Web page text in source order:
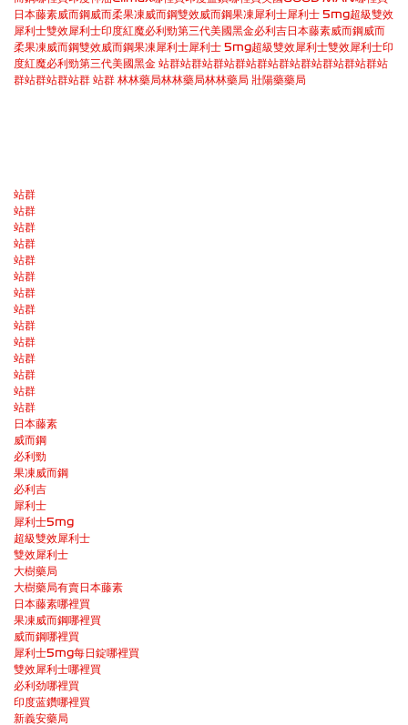
日本藤素威而鋼威而柔果凍威而鋼雙效威而鋼果凍 犀利士犀利士 5mg超級雙效
犀利士雙效犀利士印度紅魔必利勁第三代美國黑金必利吉日本藤素威而鋼威而
柔果凍威而鋼雙效威而鋼果凍 犀利士犀利士 5mg超級雙效犀利士雙效犀利士印
度紅魔必利勁第三代美國黑金 站群站群站群站群站群站群站群站群站群站群站
群站群站群站群 站群 林林藥局林林藥局林林藥局 壯陽藥藥局
站群
站群
站群
站群
站群
站群
站群
站群
站群
站群
站群
站群
站群
站群
日本藤素
威而鋼
必利勁
果凍威而鋼
必利吉
犀利士
犀利士5mg
超級雙效犀利士
雙效犀利士
大樹藥局
大樹藥局有賣日本藤素
日本藤素哪裡買
果凍威而鋼哪裡買
威而鋼哪裡買
犀利士5mg每日錠哪裡買
雙效犀利士哪裡買
必利劲哪裡買
印度蓝鑽哪裡買
新義安藥局